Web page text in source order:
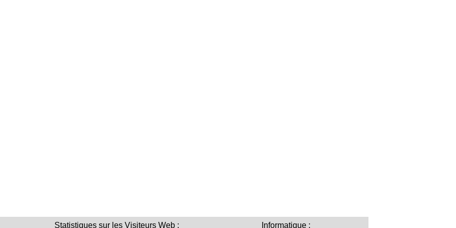
Statistiques sur les Visiteurs Web : Informatique :